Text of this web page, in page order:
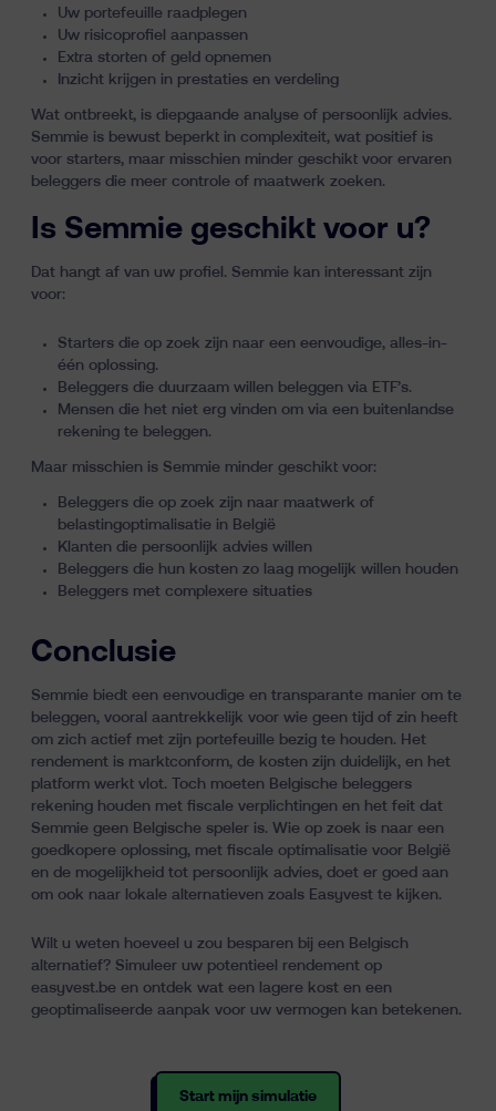
Uw portefeuille raadplegen
Uw risicoprofiel aanpassen
Extra storten of geld opnemen
Inzicht krijgen in prestaties en verdeling
Wat ontbreekt, is diepgaande analyse of persoonlijk advies.
Semmie is bewust beperkt in complexiteit, wat positief is
voor starters, maar misschien minder geschikt voor ervaren
beleggers die meer controle of maatwerk zoeken.
Is Semmie geschikt voor u?
Dat hangt af van uw profiel. Semmie kan interessant zijn
voor:
Starters die op zoek zijn naar een eenvoudige, alles-in-
één oplossing.
Beleggers die duurzaam willen beleggen via ETF’s.
Mensen die het niet erg vinden om via een buitenlandse
rekening te beleggen.
Maar misschien is Semmie minder geschikt voor:
Beleggers die op zoek zijn naar maatwerk of
belastingoptimalisatie in België
Klanten die persoonlijk advies willen
Beleggers die hun kosten zo laag mogelijk willen houden
Beleggers met complexere situaties
Conclusie
Semmie biedt een eenvoudige en transparante manier om te
beleggen, vooral aantrekkelijk voor wie geen tijd of zin heeft
om zich actief met zijn portefeuille bezig te houden. Het
rendement is marktconform, de kosten zijn duidelijk, en het
platform werkt vlot. Toch moeten Belgische beleggers
rekening houden met fiscale verplichtingen en het feit dat
Semmie geen Belgische speler is. Wie op zoek is naar een
goedkopere oplossing, met fiscale optimalisatie voor België
en de mogelijkheid tot persoonlijk advies, doet er goed aan
om ook naar lokale alternatieven zoals Easyvest te kijken.
Wilt u weten hoeveel u zou besparen bij een Belgisch
alternatief? Simuleer uw potentieel rendement op
easyvest.be en ontdek wat een lagere kost en een
geoptimaliseerde aanpak voor uw vermogen kan betekenen.
Start mijn simulatie